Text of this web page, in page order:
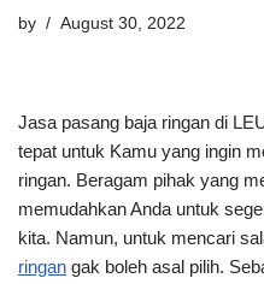
by August 30, 2022
Jasa pasang baja ringan di
tepat untuk Kamu yang ingin
ringan. Beragam pihak yang
memudahkan Anda untuk
kita. Namun, untuk mencari
ringan gak boleh asal pilih.